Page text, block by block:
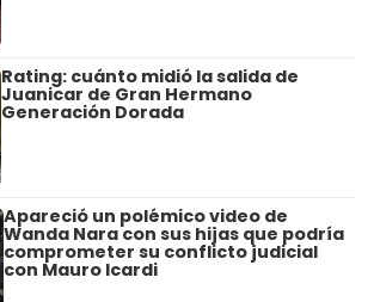
Rating: cuánto midió la salida de
Juanicar de Gran Hermano
Generación Dorada
Apareció un polémico video de
Wanda Nara con sus hijas que podría
comprometer su conflicto judicial
con Mauro Icardi